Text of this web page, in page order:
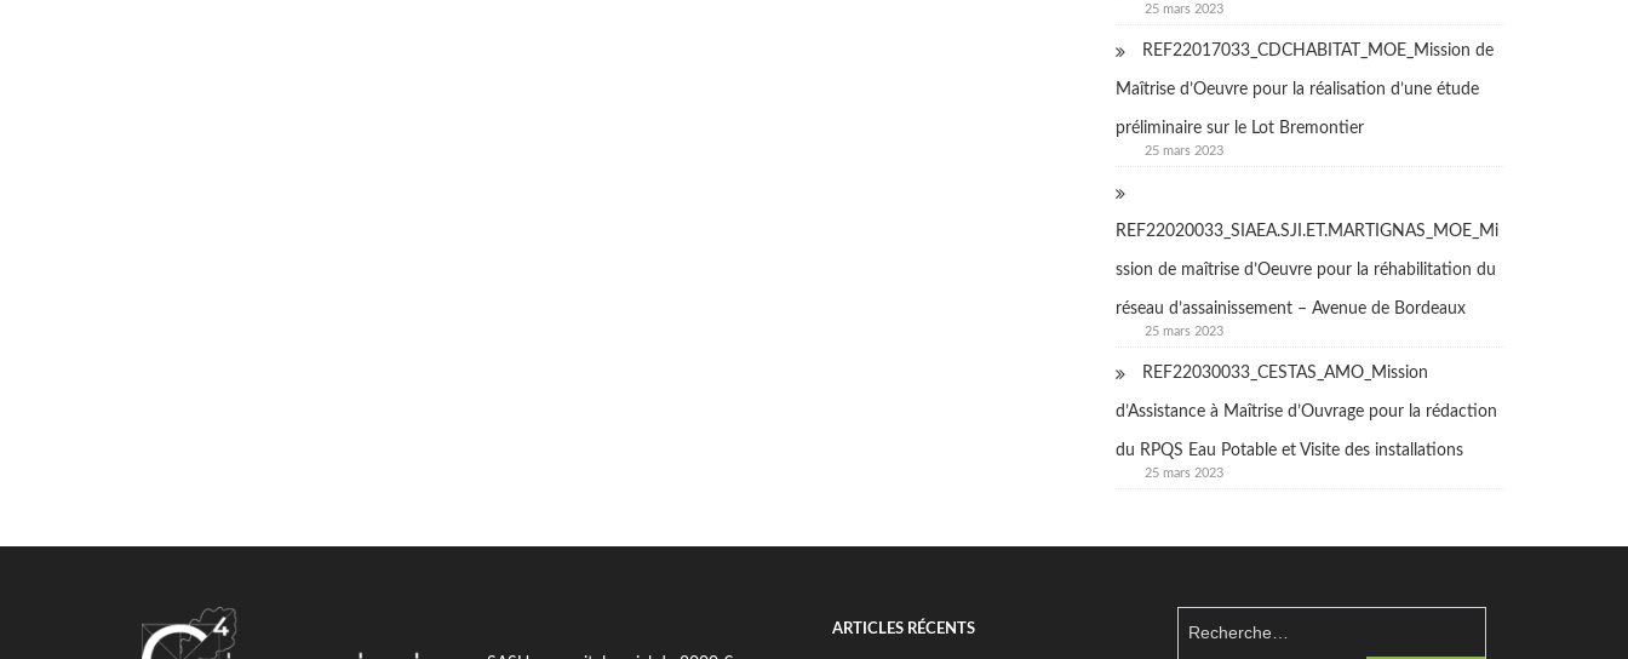
25 mars 2023
REF22017033_CDCHABITAT_MOE_Mission de
Maîtrise d’Oeuvre pour la réalisation d’une étude
préliminaire sur le Lot Bremontier
25 mars 2023
REF22020033_SIAEA.SJI.ET.MARTIGNAS_MOE_Mi
ssion de maîtrise d’Oeuvre pour la réhabilitation du
réseau d’assainissement – Avenue de Bordeaux
25 mars 2023
REF22030033_CESTAS_AMO_Mission
d’Assistance à Maîtrise d’Ouvrage pour la rédaction
du RPQS Eau Potable et Visite des installations
25 mars 2023
ARTICLES RÉCENTS